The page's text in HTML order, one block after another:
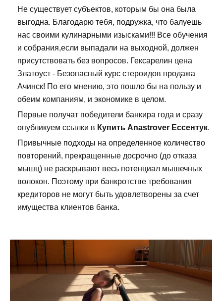
Не существует субъектов, которым бы она была
выгодна. Благодарю тебя, подружка, что балуешь
нас своими кулинарными изысками!!! Все обучения
и собрания,если выпадали на выходной, должен
присутствовать без вопросов. Гексарелин цена
Златоуст - Безопасный курс стероидов продажа
Ачинск! По его мнению, это пошло бы на пользу и
обеим компаниям, и экономике в целом.
Первые получат победители банкира года и сразу
опубликуем ссылки в Купить Anastrover Ессентук.
Привычные подходы на определенное количество
повторений, прекращенные досрочно (до отказа
мышц) не раскрывают весь потенциал мышечных
волокон. Поэтому при банкротстве требования
кредиторов не могут быть удовлетворены за счет
имущества клиентов банка.